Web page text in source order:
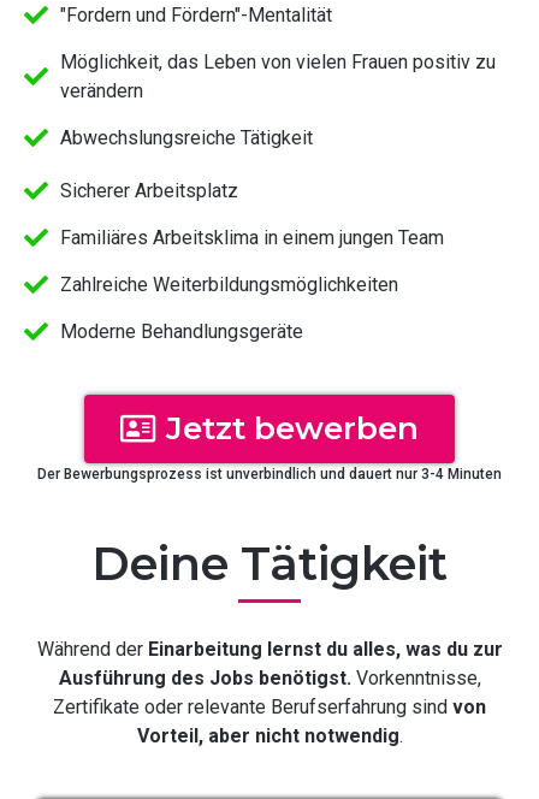
"Fordern und Fördern"-Mentalität
Möglichkeit, das Leben von vielen Frauen positiv zu
verändern
Abwechslungsreiche Tätigkeit
Sicherer Arbeitsplatz
Familiäres Arbeitsklima in einem jungen Team
Zahlreiche Weiterbildungsmöglichkeiten
Moderne Behandlungsgeräte​
Jetzt bewerben
Der Bewerbungsprozess ist unverbindlich und dauert nur 3-4 Minuten
Deine Tätigkeit
Während der Einarbeitung lernst du alles, was du zur
Ausführung des Jobs benötigst.Vorkenntnisse,
Zertifikate oder relevante Berufserfahrung sind von
Vorteil, aber nicht notwendig.